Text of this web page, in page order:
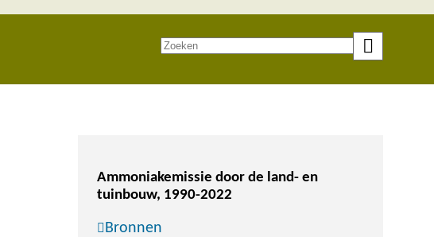
Zoeken
Ammoniakemissie door de land- en
tuinbouw, 1990-2022
Bronnen